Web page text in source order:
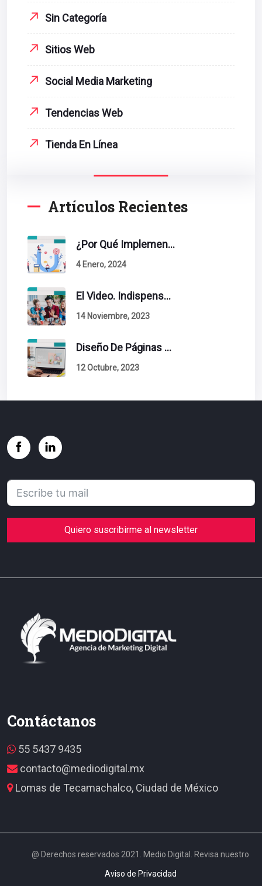
Sin Categoría
Sitios Web
Social Media Marketing
Tendencias Web
Tienda En Línea
Artículos Recientes
¿Por Qué Implementar La Metodología Inbound Marketing En Tu Empresa?
4 Enero, 2024
El Video. Indispensable En Tu Estrategia De Contenidos.
14 Noviembre, 2023
Diseño De Páginas Web. Esto Debe Tener Un Sitio Exitoso.
12 Octubre, 2023
Quiero suscribirme al newsletter
Contáctanos
55 5437 9435
contacto@mediodigital.mx
Lomas de Tecamachalco, Ciudad de México
@ Derechos reservados 2021. Medio Digital. Revisa nuestro
Aviso de Privacidad